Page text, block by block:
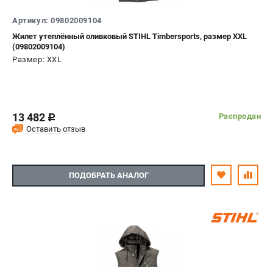
Артикул: 09802009104
Жилет утеплённый оливковый STIHL Timbersports, размер XXL
(09802009104)
Размер: XXL
13 482 c
Распродан
Оставить отзыв
ПОДОБРАТЬ АНАЛОГ